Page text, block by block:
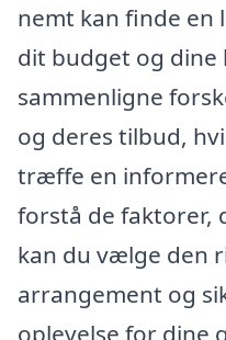
nemt kan finde en
dit budget og dine
sammenligne
og deres tilbud,
træffe en
forstå de faktorer,
kan du vælge den
arrangement og
oplevelse for dine